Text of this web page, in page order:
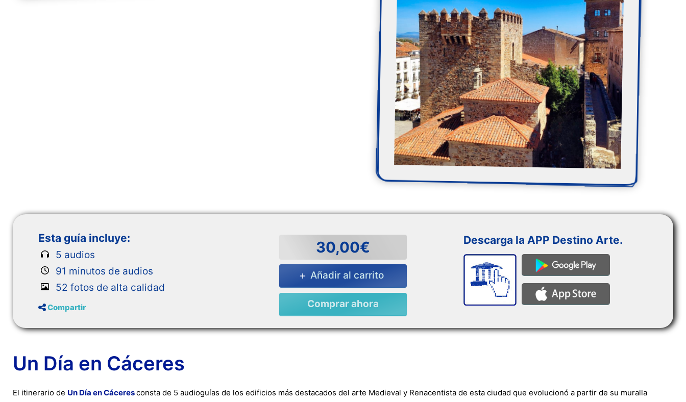
Esta guía incluye:
5 audios
91 minutos de audios
52 fotos de alta calidad
Compartir
30,00€
Añadir al carrito
Comprar ahora
Descarga la APP Destino Arte.
Un Día en Cáceres
El itinerario de Un Día en Cáceresconsta de 5 audioguías de los edificios más destacados del arte Medieval y Renacentista de esta ciudad que evolucionó a partir de su muralla